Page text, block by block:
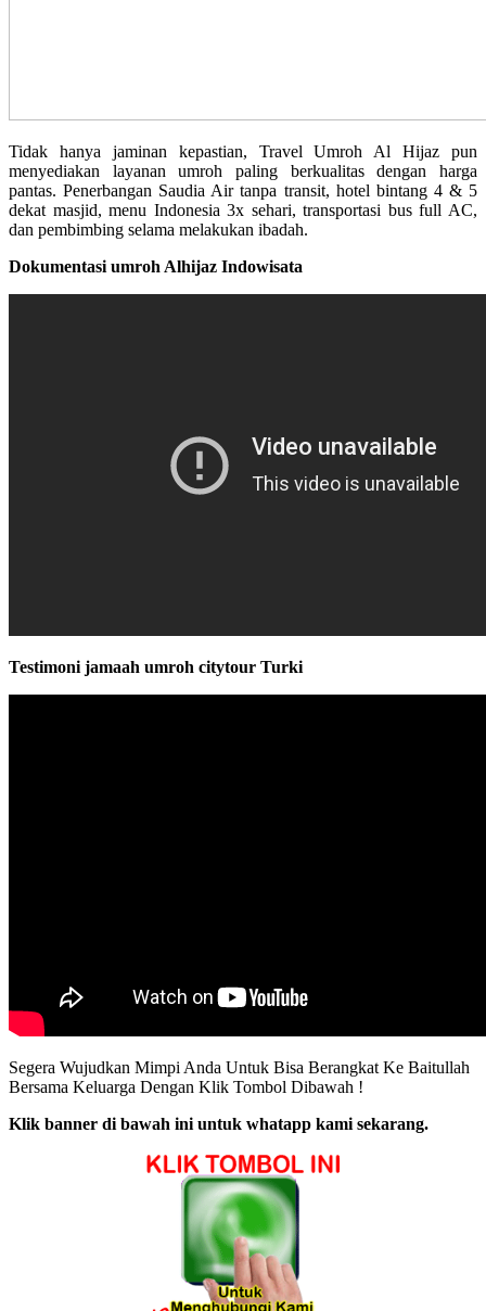
Tidak hanya jaminan kepastian, Travel Umroh Al Hijaz pun
menyediakan layanan umroh paling berkualitas dengan harga
pantas. Penerbangan Saudia Air tanpa transit, hotel bintang 4 & 5
dekat masjid, menu Indonesia 3x sehari, transportasi bus full AC,
dan pembimbing selama melakukan ibadah.
Dokumentasi umroh Alhijaz Indowisata
Testimoni jamaah umroh citytour Turki
Segera Wujudkan Mimpi Anda Untuk Bisa Berangkat Ke Baitullah
Bersama Keluarga Dengan Klik Tombol Dibawah !
Klik banner di bawah ini untuk whatapp kami sekarang.